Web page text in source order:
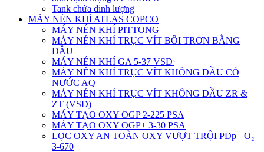
Tank chứa đinh lượng
MÁY NÉN KHÍ ATLAS COPCO
MÁY NÉN KHÍ PITTONG
MÁY NÉN KHÍ TRỤC VÍT BÔI TRƠN BẰNG
DẦU
MÁY NÉN KHÍ GA 5-37 VSDˢ
MÁY NÉN KHÍ TRỤC VÍT KHÔNG DẦU CÓ
NƯỚC AQ
MÁY NÉN KHÍ TRỤC VÍT KHÔNG DẦU ZR &
ZT (VSD)
MÁY TẠO OXY OGP 2-225 PSA
MÁY TẠO OXY OGP+ 3-30 PSA
LỌC OXY AN TOÀN OXY VƯỢT TRỘI PDp+ O₂
3-670